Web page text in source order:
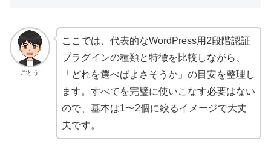
ごとう
ここでは、代表的なWordPress用2段階認証
プラグインの種類と特徴を比較しながら、
「どれを選べばよさそうか」の目安を整理し
ます。すべてを完璧に使いこなす必要はない
ので、基本は1〜2個に絞るイメージで大丈
夫です。